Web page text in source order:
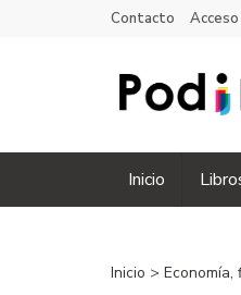
Contacto
Inicio
Inicio > Economía,